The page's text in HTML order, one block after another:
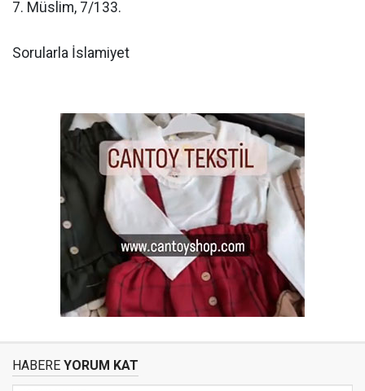
7. Müslim, 7/133.
Sorularla İslamiyet
HABERE YORUM KAT